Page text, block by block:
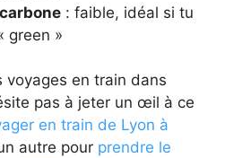
: faible, idéal si tu
green »
voyages en train dans
pas à jeter un œil à ce
en train de Lyon à
autre pour prendre le